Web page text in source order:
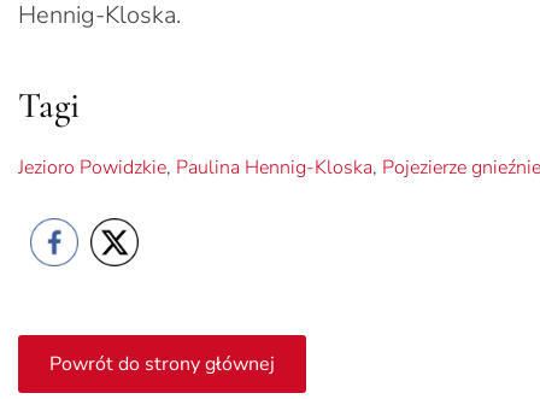
Hennig-Kloska.
Tagi
Jezioro Powidzkie, Paulina Hennig-Kloska, Pojezierze
Powrót do strony głównej